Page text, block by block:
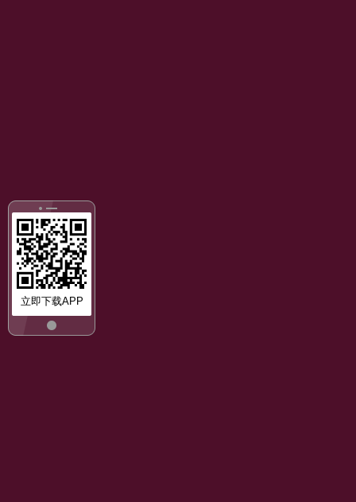
立即下载APP